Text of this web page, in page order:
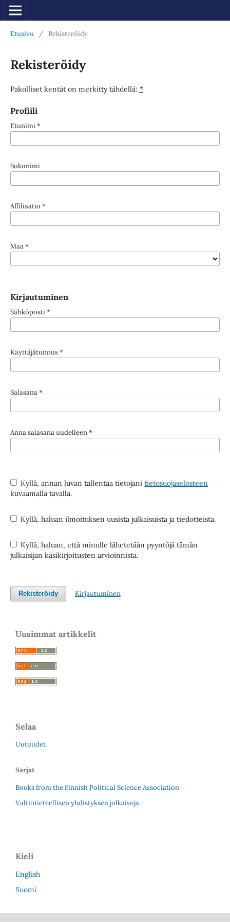
Etusivu / Rekisteröidy
Rekisteröidy
Pakolliset kentät on merkitty tähdellä: *
Profiili
Etunimi*
Sukunimi
Affiliaatio *
Maa*
Kirjautuminen
Sähköposti*
Käyttäjätunnus*
Salasana*
Anna salasana uudelleen*
Kyllä, annan luvan tallentaa tietojanitietosuojaselosteen
kuvaamalla tavalla.
Kyllä, haluan ilmoituksen uusista julkaisuista ja tiedotteista.
Kyllä, haluan, että minulle lähetetään pyyntöjä tämän
julkaisijan käsikirjoitusten arvioinnista.
Rekisteröidy Kirjautuminen
Uusimmat artikkelit
Selaa
Uutuudet
Sarjat
Books from the Finnish Political Science Association
Valtiotieteellisen yhdistyksen julkaisuja
Kieli
English
Suomi